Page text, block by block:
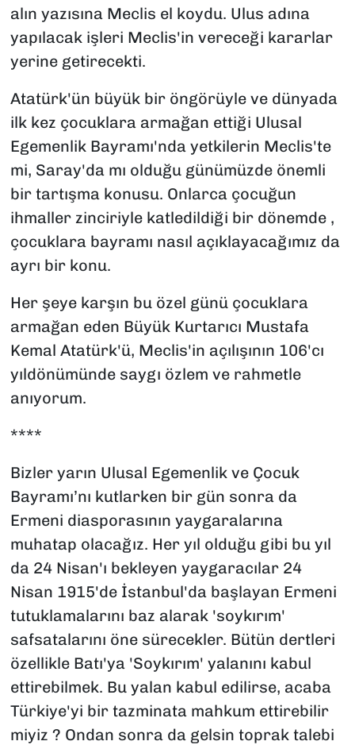
alın yazısına Meclis el koydu. Ulus adına
yapılacak işleri Meclis'in vereceği kararlar
yerine getirecekti.
Atatürk'ün büyük bir öngörüyle ve dünyada
ilk kez çocuklara armağan ettiği Ulusal
Egemenlik Bayramı'nda yetkilerin Meclis'te
mi, Saray'da mı olduğu günümüzde önemli
bir tartışma konusu. Onlarca çocuğun
ihmaller zinciriyle katledildiği bir dönemde ,
çocuklara bayramı nasıl açıklayacağımız da
ayrı bir konu.
Her şeye karşın bu özel günü çocuklara
armağan eden Büyük Kurtarıcı Mustafa
Kemal Atatürk'ü, Meclis'in açılışının 106'cı
yıldönümünde saygı özlem ve rahmetle
anıyorum.
****
Bizler yarın Ulusal Egemenlik ve Çocuk
Bayramı’nı kutlarken bir gün sonra da
Ermeni diasporasının yaygaralarına
muhatap olacağız. Her yıl olduğu gibi bu yıl
da 24 Nisan'ı bekleyen yaygaracılar 24
Nisan 1915'de İstanbul'da başlayan Ermeni
tutuklamalarını baz alarak 'soykırım'
safsatalarını öne sürecekler. Bütün dertleri
özellikle Batı'ya 'Soykırım' yalanını kabul
ettirebilmek. Bu yalan kabul edilirse, acaba
Türkiye'yi bir tazminata mahkum ettirebilir
miyiz ? Ondan sonra da gelsin toprak talebi